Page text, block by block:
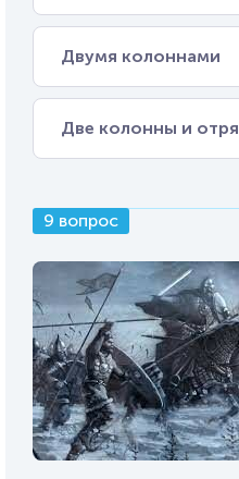
Двумя колоннами
Две колонны и
9 вопрос